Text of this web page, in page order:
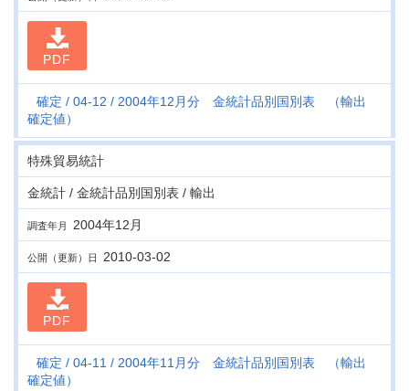
PDF
確定 04-12
2004年12月分 金統計品別国別表 （輸出
確定値）
特殊貿易統計
金統計 / 金統計品別国別表 / 輸出
調査年月 2004年12月
公開（更新）日 2010-03-02
PDF
確定 04-11
2004年11月分 金統計品別国別表 （輸出
確定値）